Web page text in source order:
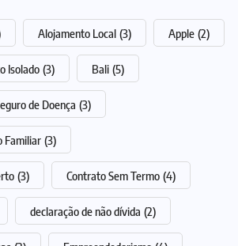
Alojamento Local (3) Apple (2)
Isolado (3) Bali (5)
de Doença (3)
Familiar (3)
(3) Contrato Sem Termo (4)
declaração de não dívida (2)